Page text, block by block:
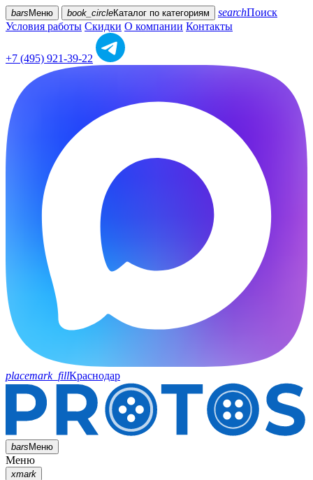
bars Меню book_circleКаталог по категориям searchПоиск
Условия работы Скидки О компании Контакты
+7 (495) 921-39-22
placemark_fillКраснодар
barsМеню
Меню
xmark